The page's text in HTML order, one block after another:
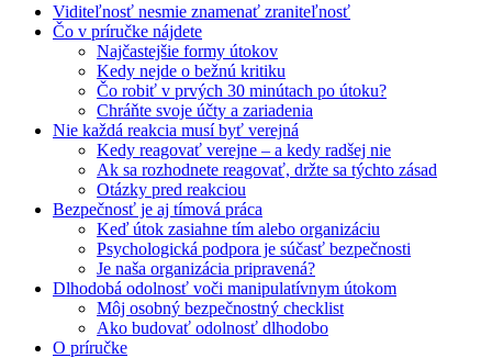
Viditeľnosť nesmie znamenať zraniteľnosť
Čo v príručke nájdete
Najčastejšie formy útokov
Kedy nejde o bežnú kritiku
Čo robiť v prvých 30 minútach po útoku?
Chráňte svoje účty a zariadenia
Nie každá reakcia musí byť verejná
Kedy reagovať verejne – a kedy radšej nie
Ak sa rozhodnete reagovať, držte sa týchto zásad
Otázky pred reakciou
Bezpečnosť je aj tímová práca
Keď útok zasiahne tím alebo organizáciu
Psychologická podpora je súčasť bezpečnosti
Je naša organizácia pripravená?
Dlhodobá odolnosť voči manipulatívnym útokom
Môj osobný bezpečnostný checklist
Ako budovať odolnosť dlhodobo
O príručke